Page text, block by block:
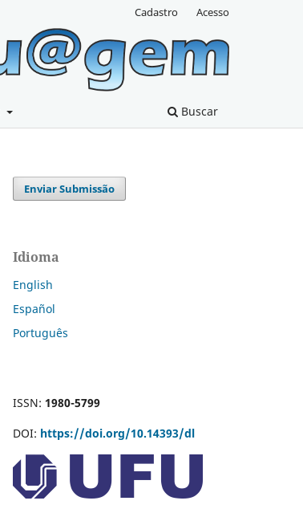
Buscar
Cadastro Acesso
Enviar Submissão
Idioma
English
Español
Português
ISSN: 1980-5799
DOI: https://doi.org/10.14393/dl